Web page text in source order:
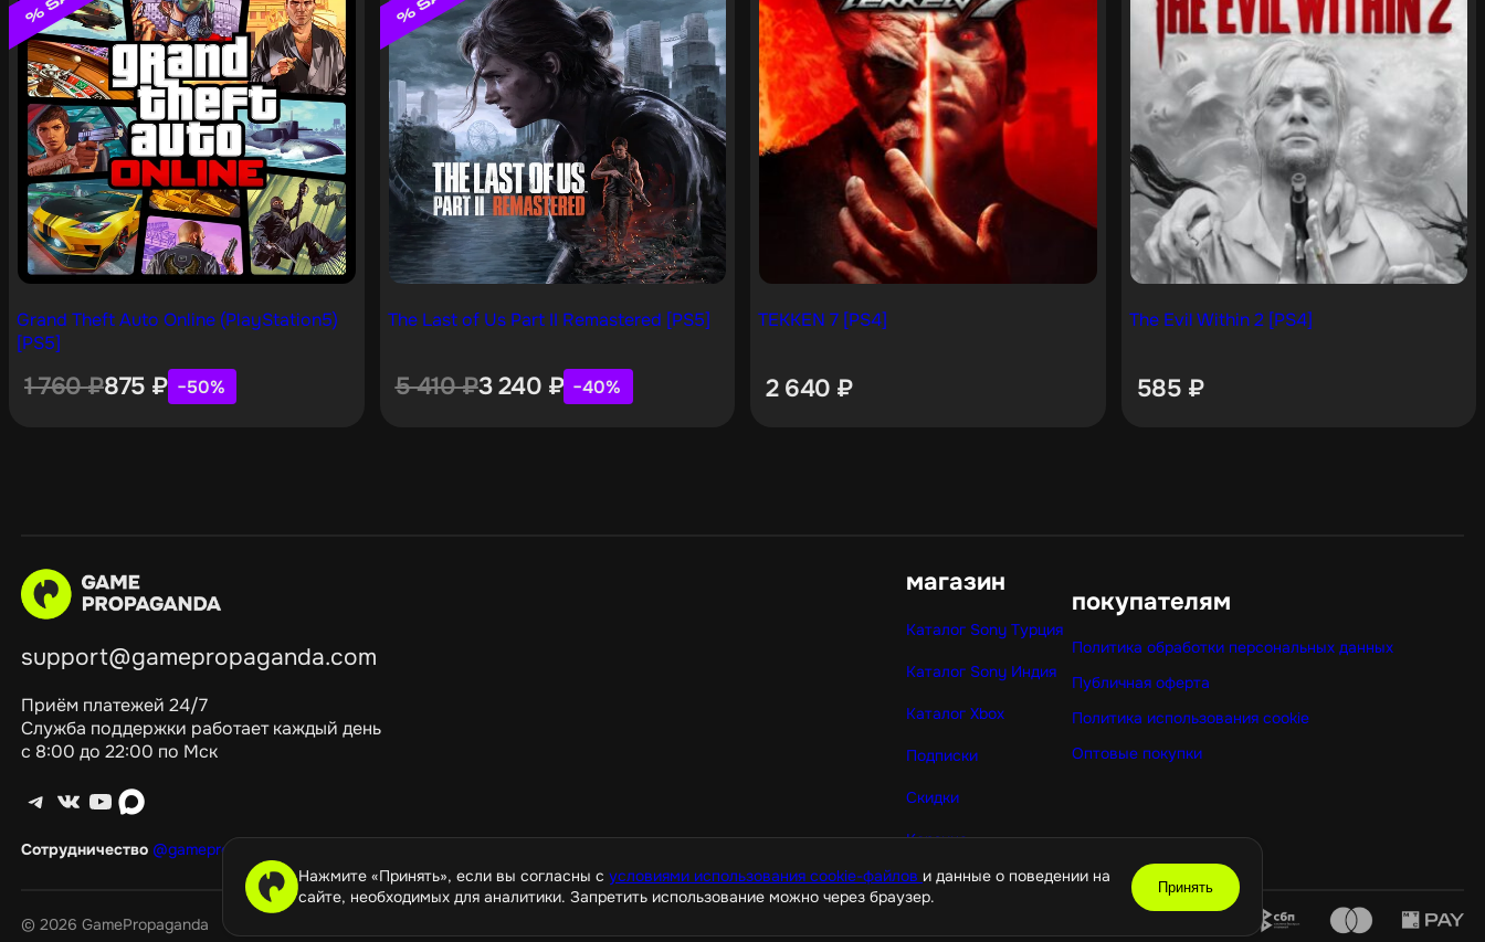
Нажмите «Принять», если вы согласны с условиями использования cookie-файлов и данные о поведении на
сайте, необходимых для аналитики. Запретить использование можно через браузер.
Принять
Grand Theft Auto Online (PlayStation5)
[PS5]
1 760₽875 ₽ −50%
The Last of Us Part II Remastered [PS5]
5 410₽3 240 ₽ −40%
TEKKEN 7 [PS4]
2 640 ₽
The Evil Within 2 [PS4]
585 ₽
support@gamepropaganda.com
Приём платежей 24/7
Служба поддержки работает каждый день
с 8:00 до 22:00 по Мск
Telegram ВКонтакте YouTube max
Сотрудничество @gamepropagandagang
магазин
Каталог Sony Турция
Каталог Sony Индия
Каталог Xbox
Подписки
Скидки
Корзина
покупателям
Политика обработки персональных данных
Публичная оферта
Политика использования cookie
Оптовые покупки
©️ 2026 GamePropaganda